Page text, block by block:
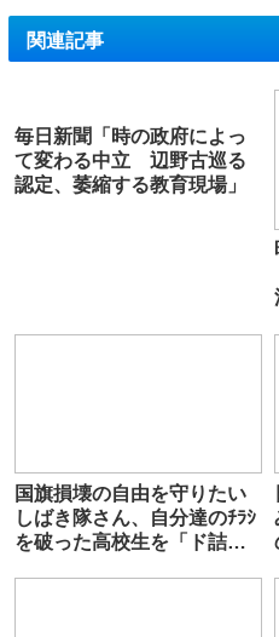
関連記事
毎日新聞「時の政府によっ
て変わる中立 辺野古巡る
認定、萎縮する教育現場」
国旗損壊の自由を守りたい
しばき隊さん、自分達のﾁﾗｼ
を破った高校生を「ド詰